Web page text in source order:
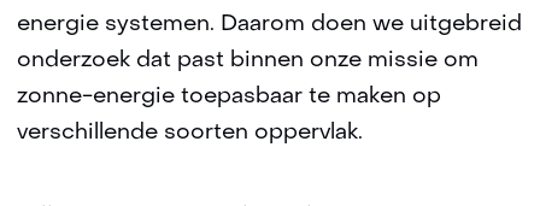
energie systemen. Daarom doen we uitgebreid
onderzoek dat past binnen onze missie om
zonne-energie toepasbaar te maken op
verschillende soorten oppervlak.